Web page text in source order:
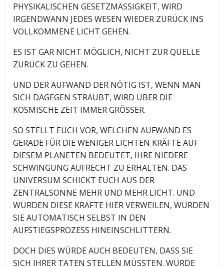
PHYSIKALISCHEN GESETZMÄSSIGKEIT, WIRD
IRGENDWANN JEDES WESEN WIEDER ZURÜCK INS
VOLLKOMMENE LICHT GEHEN.
ES IST GAR NICHT MÖGLICH, NICHT ZUR QUELLE
ZURÜCK ZU GEHEN.
UND DER AUFWAND DER NÖTIG IST, WENN MAN
SICH DAGEGEN STRÄUBT, WIRD ÜBER DIE
KOSMISCHE ZEIT IMMER GRÖSSER.
SO STELLT EUCH VOR, WELCHEN AUFWAND ES
GERADE FÜR DIE WENIGER LICHTEN KRÄFTE AUF
DIESEM PLANETEN BEDEUTET, IHRE NIEDERE
SCHWINGUNG AUFRECHT ZU ERHALTEN. DAS
UNIVERSUM SCHICKT EUCH AUS DER
ZENTRALSONNE MEHR UND MEHR LICHT. UND
WÜRDEN DIESE KRÄFTE HIER VERWEILEN, WÜRDEN
SIE AUTOMATISCH SELBST IN DEN
AUFSTIEGSPROZESS HINEINSCHLITTERN.
DOCH DIES WÜRDE AUCH BEDEUTEN, DASS SIE
SICH IHRER TATEN STELLEN MÜSSTEN. WÜRDE